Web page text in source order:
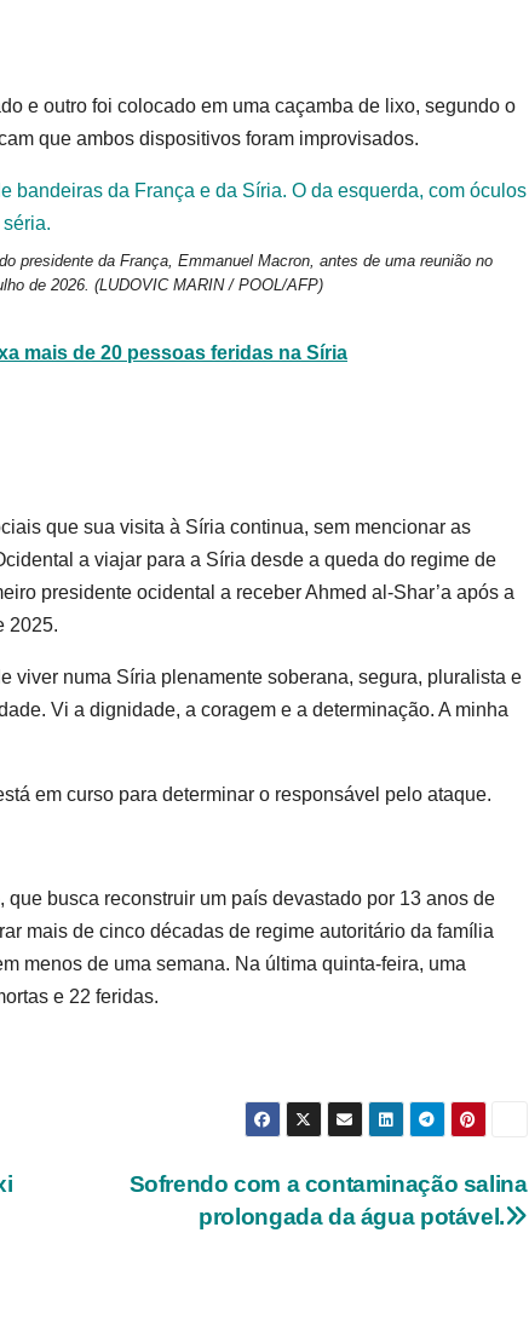
e outro foi colocado em uma caçamba de lixo, segundo o
que ambos dispositivos foram improvisados.
presidente da França, Emmanuel Macron, antes de uma reunião no
de 2026.(LUDOVIC MARIN / POOL/AFP)
mais de 20 pessoas feridas na Síria
que sua visita à Síria continua, sem mencionar as
a viajar para a Síria desde a queda do regime de
presidente ocidental a receber Ahmed al-Shar’a após a
2025.
viver numa Síria plenamente soberana, segura, pluralista e
Vi a dignidade, a coragem e a determinação. A minha
em curso para determinar o responsável pelo ataque.
busca reconstruir um país devastado por 13 anos de
mais de cinco décadas de regime autoritário da família
menos de uma semana. Na última quinta-feira, uma
e 22 feridas.
Sofrendo com a contaminação salina
prolongada da água potável.